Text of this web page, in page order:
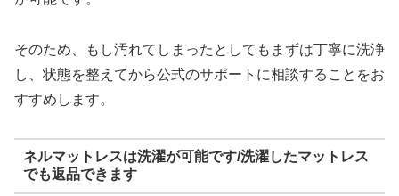
そのため、もし汚れてしまったとしてもまずは丁寧に洗浄
し、状態を整えてから公式のサポートに相談することをお
すすめします。
ネルマットレスは洗濯が可能です/洗濯したマットレス
でも返品できます